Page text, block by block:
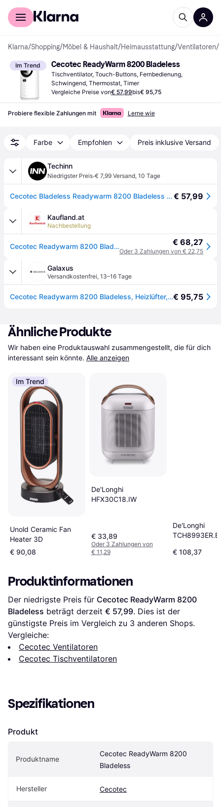
Für Shopper
Klarna/Shopping/Möbel & Haushalt/Heimausstattung/Ventilatoren/
Im Trend Cecotec ReadyWarm 8200 Bladeless
Tischventilator, Touch-Buttons, Fernbedienung,
Schwingend, Thermostat, Timer
Vergleiche Preise von€ 57,99bis€ 95,75
Probiere flexible Zahlungen mit Lerne wie
Farbe Empfohlen Preis inklusive Versand
Techinn
Niedrigster Preis·€ 7,99 Versand, 10 Tage
Cecotec Bladeless Readywarm 8200 Bladeless Heater Weiß One Size / EU Plug 220V€ 57,99
Kaufland.at
Nachbestellung
Cecotec Readywarm 8200 Bladeless, Elektrischer Raumheizlüfter, 60°, 12 h, Drinnen, Tisch/Bank, Flur, Tisch, Schwarz, Weiß € 68,27
Oder 3 Zahlungen von € 22,75
Galaxus
Versandkostenfrei, 13–16 Tage
Cecotec Readywarm 8200 Bladeless, Heizlüfter, Schwarz, Weiss€ 95,75
Ähnliche Produkte
Wir haben eine Produktauswahl zusammengestellt, die für dich
interessant sein könnte. Alle anzeigen
Im Trend
Unold Ceramic Fan
Heater 3D
€ 90,08
De'Longhi
HFX30C18.IW
€ 33,89
Oder 3 Zahlungen von
€ 11,29
De'Longhi
€ 108,37
Produktinformationen
Der niedrigste Preis für Cecotec ReadyWarm 8200
Bladeless beträgt derzeit € 57,99. Dies ist der
günstigste Preis im Vergleich zu 3 anderen Shops.
Vergleiche:
Cecotec Ventilatoren
Cecotec Tischventilatoren
Spezifikationen
Produkt
Produktname
Cecotec ReadyWarm 8200
Bladeless
Hersteller Cecotec